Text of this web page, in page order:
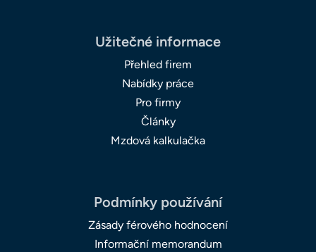
Užitečné informace
Přehled firem
Nabídky práce
Pro firmy
Články
Mzdová kalkulačka
Podmínky používání
Zásady férového hodnocení
Informační memorandum